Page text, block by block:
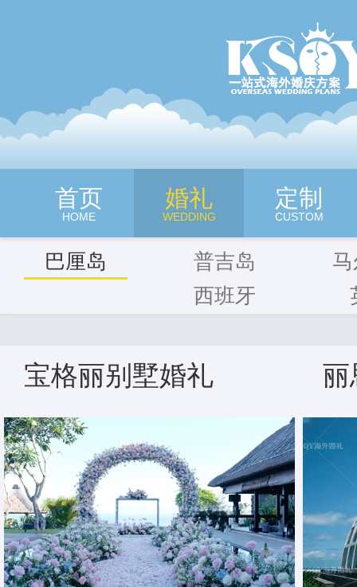
深圳旷世奇缘海外婚纱摄影
首页
HOME
婚礼
WEDDING
定制
CUSTOM
巴厘岛 普吉岛
西班牙
宝格丽别墅婚礼 丽